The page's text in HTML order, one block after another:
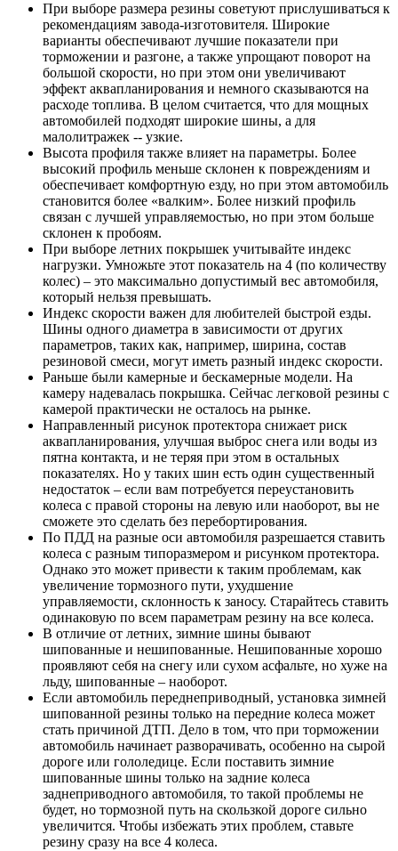
При выборе размера резины советуют прислушиваться к
рекомендациям завода-изготовителя. Широкие
варианты обеспечивают лучшие показатели при
торможении и разгоне, а также упрощают поворот на
большой скорости, но при этом они увеличивают
эффект аквапланирования и немного сказываются на
расходе топлива. В целом считается, что для мощных
автомобилей подходят широкие шины, а для
малолитражек -- узкие.
Высота профиля также влияет на параметры. Более
высокий профиль меньше склонен к повреждениям и
обеспечивает комфортную езду, но при этом автомобиль
становится более «валким». Более низкий профиль
связан с лучшей управляемостью, но при этом больше
склонен к пробоям.
При выборе летних покрышек учитывайте индекс
нагрузки. Умножьте этот показатель на 4 (по количеству
колес) – это максимально допустимый вес автомобиля,
который нельзя превышать.
Индекс скорости важен для любителей быстрой езды.
Шины одного диаметра в зависимости от других
параметров, таких как, например, ширина, состав
резиновой смеси, могут иметь разный индекс скорости.
Раньше были камерные и бескамерные модели. На
камеру надевалась покрышка. Сейчас легковой резины с
камерой практически не осталось на рынке.
Направленный рисунок протектора снижает риск
аквапланирования, улучшая выброс снега или воды из
пятна контакта, и не теряя при этом в остальных
показателях. Но у таких шин есть один существенный
недостаток – если вам потребуется переустановить
колеса с правой стороны на левую или наоборот, вы не
сможете это сделать без перебортирования.
По ПДД на разные оси автомобиля разрешается ставить
колеса с разным типоразмером и рисунком протектора.
Однако это может привести к таким проблемам, как
увеличение тормозного пути, ухудшение
управляемости, склонность к заносу. Старайтесь ставить
одинаковую по всем параметрам резину на все колеса.
В отличие от летних, зимние шины бывают
шипованные и нешипованные. Нешипованные хорошо
проявляют себя на снегу или сухом асфальте, но хуже на
льду, шипованные – наоборот.
Если автомобиль переднеприводный, установка зимней
шипованной резины только на передние колеса может
стать причиной ДТП. Дело в том, что при торможении
автомобиль начинает разворачивать, особенно на сырой
дороге или гололедице. Если поставить зимние
шипованные шины только на задние колеса
заднеприводного автомобиля, то такой проблемы не
будет, но тормозной путь на скользкой дороге сильно
увеличится. Чтобы избежать этих проблем, ставьте
резину сразу на все 4 колеса.